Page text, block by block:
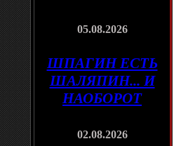
05.08.2026
ШПАГИН ЕСТЬ
ШАЛЯПИН... И
НАОБОРОТ
02.08.2026